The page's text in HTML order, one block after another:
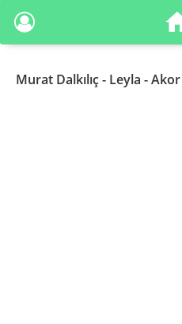
Murat Dalkılıç- Leyla - Akor